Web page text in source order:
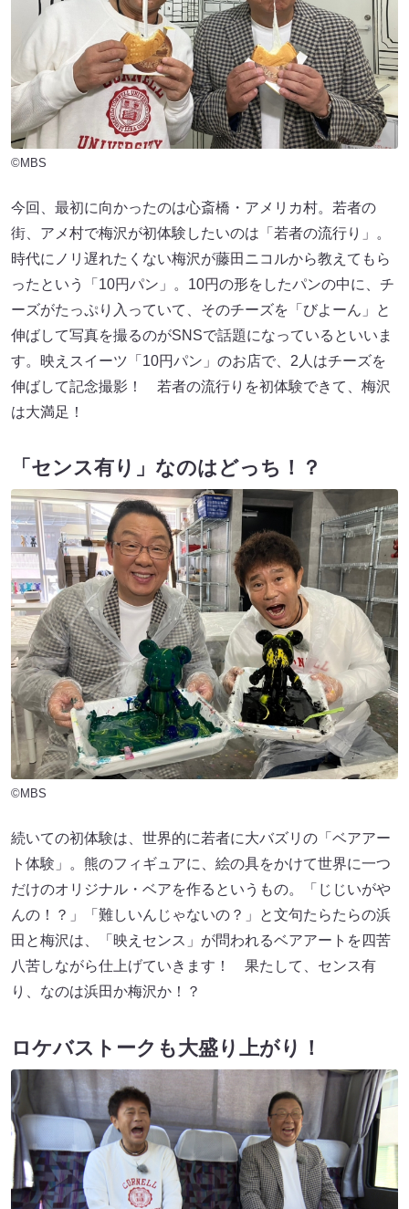
©MBS
今回、最初に向かったのは心斎橋・アメリカ村。若者の
街、アメ村で梅沢が初体験したいのは「若者の流行り」。
時代にノリ遅れたくない梅沢が藤田ニコルから教えてもら
ったという「10円パン」。10円の形をしたパンの中に、チ
ーズがたっぷり入っていて、そのチーズを「びよーん」と
伸ばして写真を撮るのがSNSで話題になっているといいま
す。映えスイーツ「10円パン」のお店で、2人はチーズを
伸ばして記念撮影！ 若者の流行りを初体験できて、梅沢
は大満足！
「センス有り」なのはどっち！？
©MBS
続いての初体験は、世界的に若者に大バズリの「ベアアー
ト体験」。熊のフィギュアに、絵の具をかけて世界に一つ
だけのオリジナル・ベアを作るというもの。「じじいがや
んの！？」「難しいんじゃないの？」と文句たらたらの浜
田と梅沢は、「映えセンス」が問われるベアアートを四苦
八苦しながら仕上げていきます！ 果たして、センス有
り、なのは浜田か梅沢か！？
ロケバストークも大盛り上がり！